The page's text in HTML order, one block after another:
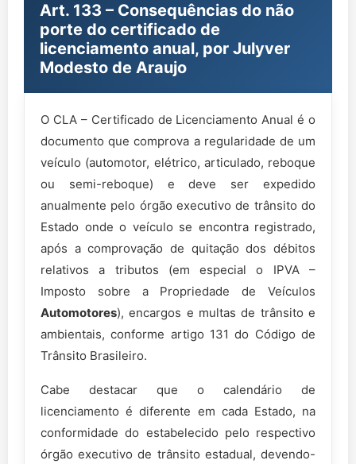
Art. 133 – Consequências do não
porte do certificado de
licenciamento anual, por Julyver
Modesto de Araujo
O CLA – Certificado de Licenciamento Anual é o
documento que comprova a regularidade de um
veículo (automotor, elétrico, articulado, reboque
ou semi-reboque) e deve ser expedido
anualmente pelo órgão executivo de trânsito do
Estado onde o veículo se encontra registrado,
após a comprovação de quitação dos débitos
relativos a tributos (em especial o IPVA –
Imposto sobre a Propriedade de Veículos
Automotores), encargos e multas de trânsito e
ambientais, conforme artigo 131 do Código de
Trânsito Brasileiro.
Cabe destacar que o calendário de
licenciamento é diferente em cada Estado, na
conformidade do estabelecido pelo respectivo
órgão executivo de trânsito estadual, devendo-